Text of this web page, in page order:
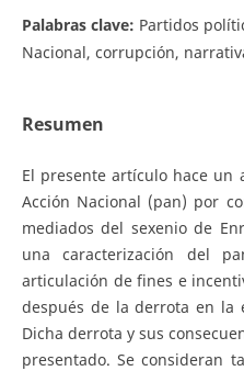
Palabras clave: Partidos
Nacional, corrupción,
Resumen
El presente artículo hace
Acción Nacional (pan) por
mediados del sexenio de
una caracterización del
articulación de fines e
después de la derrota en la
Dicha derrota y sus
presentado. Se consideran